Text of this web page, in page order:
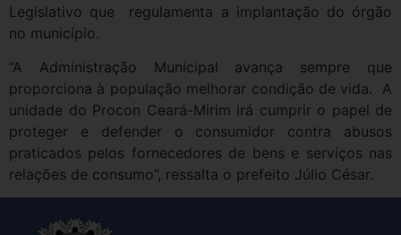
Legislativo que regulamenta a implantação do órgão
no município.
“A Administração Municipal avança sempre que
proporciona à população melhorar condição de vida. A
unidade do Procon Ceará-Mirim irá cumprir o papel de
proteger e defender o consumidor contra abusos
praticados pelos fornecedores de bens e serviços nas
relações de consumo”, ressalta o prefeito Júlio César.